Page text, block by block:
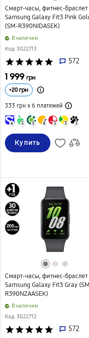
Смарт-часы, фитнес-браслет
Samsung Galaxy Fit3 Pink
(SM-R390NIDASEK)
B наличии
Код: 3022713
star star star star star 572
1 999 грн
+20 грн
333 грн х 6 платежей
6 5 5 4 3 3 3
Купить
Смарт-часы, фитнес-браслет
Samsung Galaxy Fit3 Gray
R390NZAASEK)
B наличии
Код: 3022712
star star star star star 572